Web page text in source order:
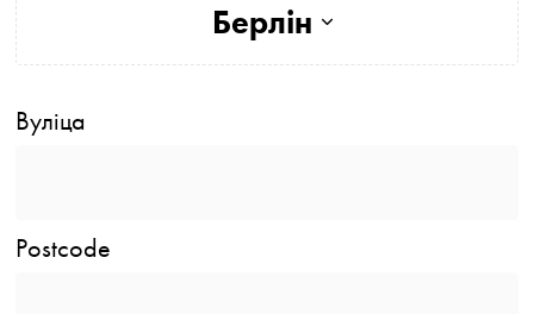
Берлін
Вуліца
Postcode